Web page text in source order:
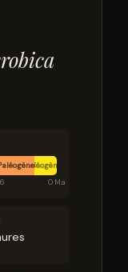
Néogène
0 Ma